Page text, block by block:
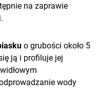
na zaprawie
o grubości około 5
ją i profiluje jej
wody